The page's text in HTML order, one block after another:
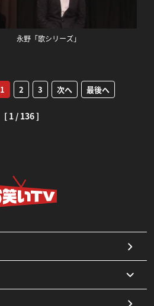
永野「歌シリーズ」
1 2 3 次へ 最後へ
[ 1 / 136 ]